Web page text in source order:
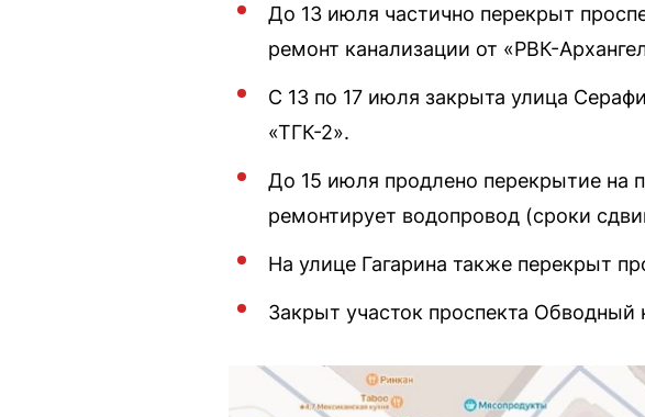
До 13 июля частично перекрыт
ремонт канализации от «РВК-
С 13 по 17 июля закрыта улица
«ТГК-2».
До 15 июля продлено перекрытие на
ремонтирует водопровод (сроки
На улице Гагарина также перекрыт
Закрыт участок проспекта